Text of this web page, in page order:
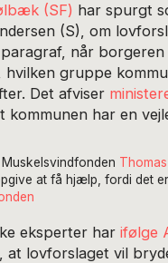
(SF) har spurgt
(S), om
paragraf, når
hvilken gruppe
Det afviser
kommunen har en
at få hjælp, fordi det
eksperter harifølge
at lovforslaget vil